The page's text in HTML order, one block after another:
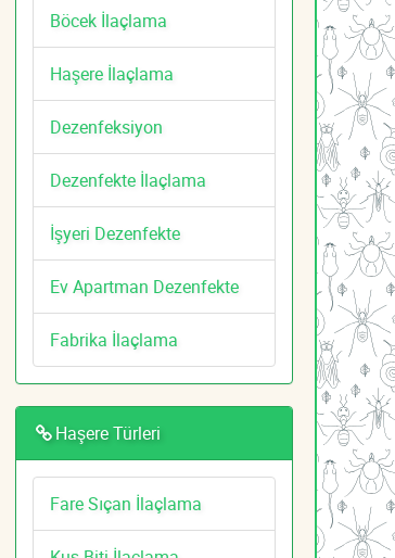
Böcek İlaçlama
Haşere İlaçlama
Dezenfeksiyon
Dezenfekte İlaçlama
İşyeri Dezenfekte
Ev Apartman Dezenfekte
Fabrika İlaçlama
Haşere Türleri
Fare Sıçan İlaçlama